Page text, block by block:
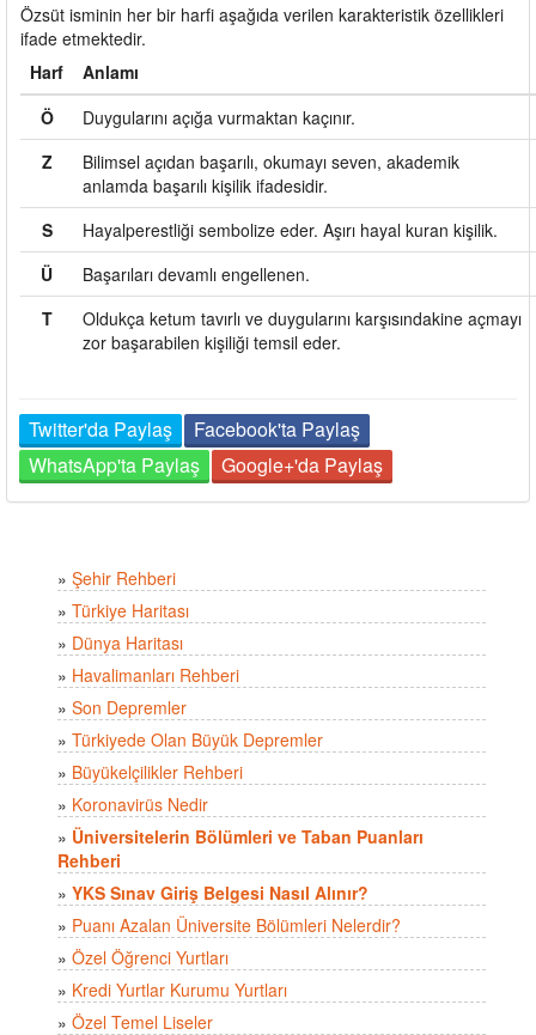
Özsüt isminin her bir harfi aşağıda verilen karakteristik özellikleri
ifade etmektedir.
Harf
Anlamı
Ö
Duygularını açığa vurmaktan kaçınır.
Z
Bilimsel açıdan başarılı, okumayı seven, akademik
anlamda başarılı kişilik ifadesidir.
S
Hayalperestliği sembolize eder. Aşırı hayal kuran kişilik.
Ü
Başarıları devamlı engellenen.
T
Oldukça ketum tavırlı ve duygularını karşısındakine açmayı
zor başarabilen kişiliği temsil eder.
Twitter'da Paylaş
Facebook'ta Paylaş
WhatsApp'ta Paylaş
Google+'da Paylaş
» Şehir Rehberi
» Türkiye Haritası
» Dünya Haritası
» Havalimanları Rehberi
» Son Depremler
» Türkiyede Olan Büyük Depremler
» Büyükelçilikler Rehberi
» Koronavirüs Nedir
» Üniversitelerin Bölümleri ve Taban Puanları
Rehberi
» YKS Sınav Giriş Belgesi Nasıl Alınır?
» Puanı Azalan Üniversite Bölümleri Nelerdir?
» Özel Öğrenci Yurtları
» Kredi Yurtlar Kurumu Yurtları
» Özel Temel Liseler